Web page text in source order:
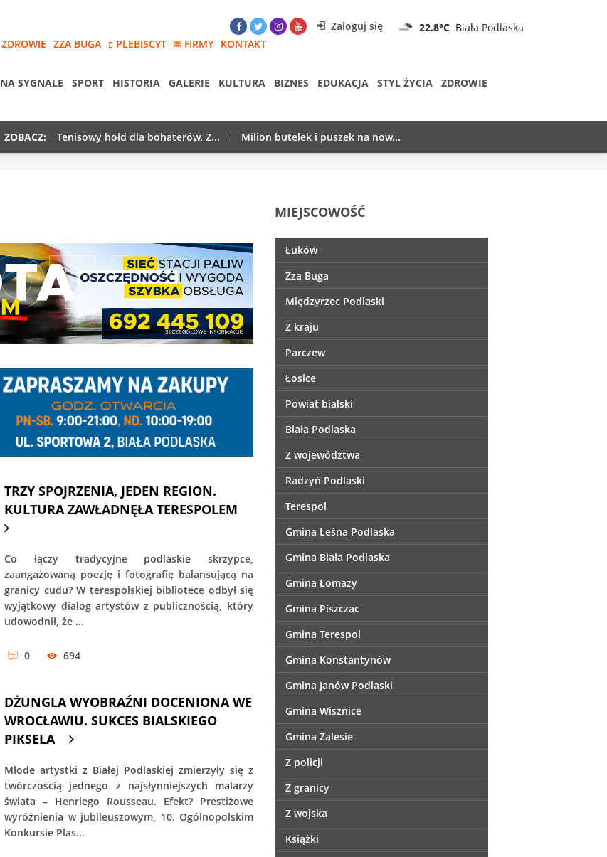
Zaloguj się 22.8°C Biała Podlaska
ZDROWIE ZZA BUGA PLEBISCYT FIRMY KONTAKT
NA SYGNALE SPORT HISTORIA GALERIE KULTURA BIZNES EDUKACJA STYL ŻYCIA
ZDROWIE
ZOBACZ: Tenisowy hołd dla bohaterów. Z...
Milion butelek i puszek na now...
TRZY SPOJRZENIA, JEDEN REGION.
KULTURA ZAWŁADNĘŁA TERESPOLEM
Co łączy tradycyjne podlaskie skrzypce,
zaangażowaną poezję i fotografię balansującą na
granicy cudu? W terespolskiej bibliotece odbył się
wyjątkowy dialog artystów z publicznością, który
udowodnił, że ...
0 694
DŻUNGLA WYOBRAŹNI DOCENIONA WE
WROCŁAWIU. SUKCES BIALSKIEGO
PIKSELA
Młode artystki z Białej Podlaskiej zmierzyły się z
twórczością jednego z najsłynniejszych malarzy
świata – Henriego Rousseau. Efekt? Prestiżowe
wyróżnienia w jubileuszowym, 10. Ogólnopolskim
Konkursie Plas...
MIEJSCOWOŚĆ
Łuków
Zza Buga
Międzyrzec Podlaski
Z kraju
Parczew
Łosice
Powiat bialski
Biała Podlaska
Z województwa
Radzyń Podlaski
Terespol
Gmina Leśna Podlaska
Gmina Biała Podlaska
Gmina Łomazy
Gmina Piszczac
Gmina Terespol
Gmina Konstantynów
Gmina Janów Podlaski
Gmina Wisznice
Gmina Zalesie
Z policji
Z granicy
Z wojska
Książki